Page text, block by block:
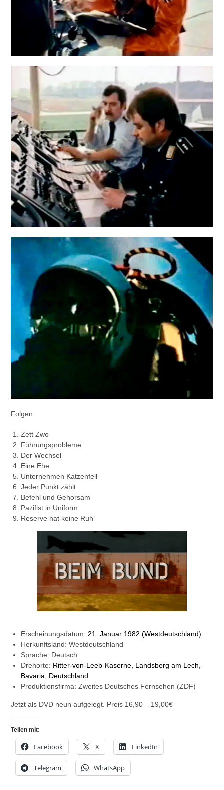
Folgen
Zett Zwo
Führungsprobleme
Der Wechsel
Eine Ehe
Unternehmen Katzenfell
Jeder Punkt zählt
Befehl und Gehorsam
Pazifist in Uniform
Reserve hat keine Ruh’
Erscheinungsdatum: 21. Januar 1982 (Westdeutschland)
Herkunftsland: Westdeutschland
Sprache: Deutsch
Drehorte: Ritter-von-Leeb-Kaserne, Landsberg am Lech,
Bavaria, Deutschland
Produktionsfirma: Zweites Deutsches Fernsehen (ZDF)
Jetzt als DVD neun aufgelegt. Preis 16,90 – 19,00€
Teilen mit:
Facebook X LinkedIn
Telegram WhatsApp